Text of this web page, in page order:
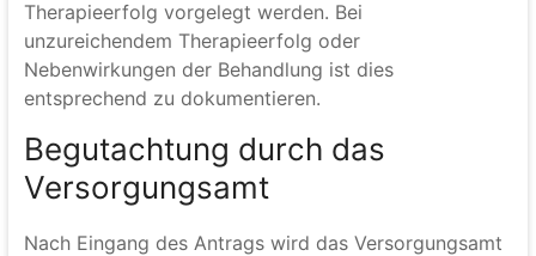
Therapieerfolg vorgelegt werden. Bei
unzureichendem Therapieerfolg oder
Nebenwirkungen der Behandlung ist dies
entsprechend zu dokumentieren.
Begutachtung durch das
Versorgungsamt
Nach Eingang des Antrags wird das Versorgungsamt